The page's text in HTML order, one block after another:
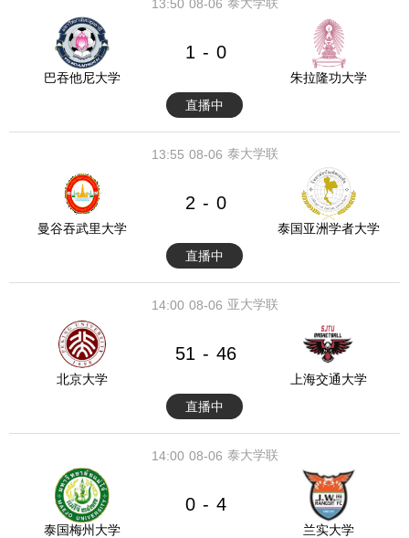
08-06
13:50
巴吞他尼大学
1 - 0
朱拉隆功大学
直播中
08-06
13:55 泰大学联
曼谷吞武里大学
2 - 0
泰国亚洲学者大学
直播中
08-06
14:00 亚大学联
北京大学
51 - 46
上海交通大学
直播中
08-06
14:00 泰大学联
泰国梅州大学
0 - 4
兰实大学